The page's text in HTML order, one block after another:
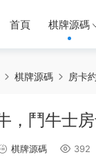
首頁 棋牌源碼
棋牌源碼 房卡
，鬥牛士
棋牌源碼 392